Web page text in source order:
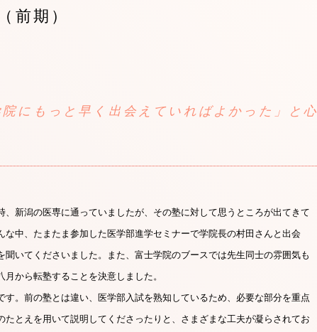
前期）
にもっと早く出会えていればよかった」と心
新潟の医専に通っていましたが、その塾に対して思うところが出てきて
中、たまたま参加した医学部進学セミナーで学院長の村田さんと出会
いてくださいました。また、富士学院のブースでは先生同士の雰囲気も
から転塾することを決意しました。
。前の塾とは違い、医学部入試を熟知しているため、必要な部分を重点
とえを用いて説明してくださったりと、さまざまな工夫が凝らされてお